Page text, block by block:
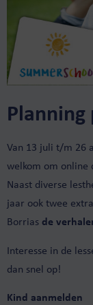
Planning
Van 13 juli t/m 26
welkom om online
Naast diverse
jaar ook twee
Borrias de
Interesse in de
dan snel op!
Kind aanmelden